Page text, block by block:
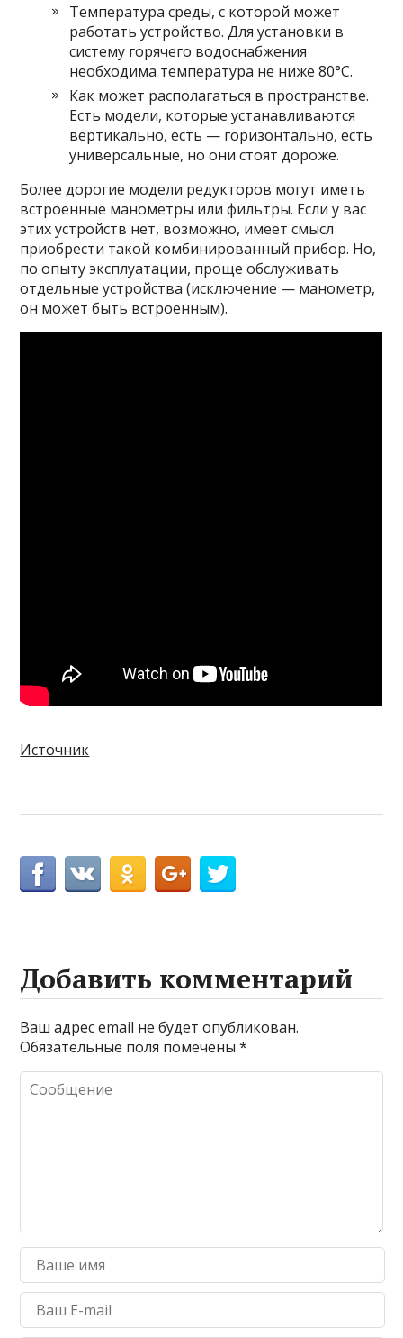
Температура среды, с которой может
работать устройство. Для установки в
систему горячего водоснабжения
необходима температура не ниже 80°C.
Как может располагаться в пространстве.
Есть модели, которые устанавливаются
вертикально, есть — горизонтально, есть
универсальные, но они стоят дороже.
Более дорогие модели редукторов могут иметь
встроенные манометры или фильтры. Если у вас
этих устройств нет, возможно, имеет смысл
приобрести такой комбинированный прибор. Но,
по опыту эксплуатации, проще обслуживать
отдельные устройства (исключение — манометр,
он может быть встроенным).
Источник
Добавить комментарий
Ваш адрес email не будет опубликован.
Обязательные поля помечены*